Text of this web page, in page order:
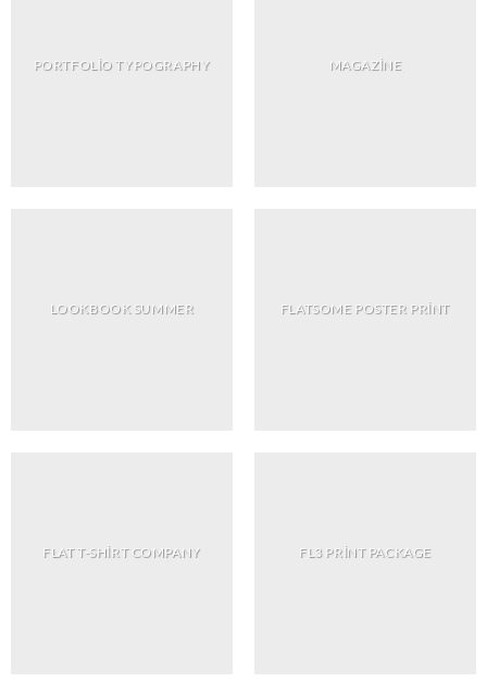
PORTFOLIO TYPOGRAPHY MAGAZINE
LOOKBOOK SUMMER FLATSOME POSTER PRINT
FLAT T-SHIRT COMPANY FL3 PRINT PACKAGE